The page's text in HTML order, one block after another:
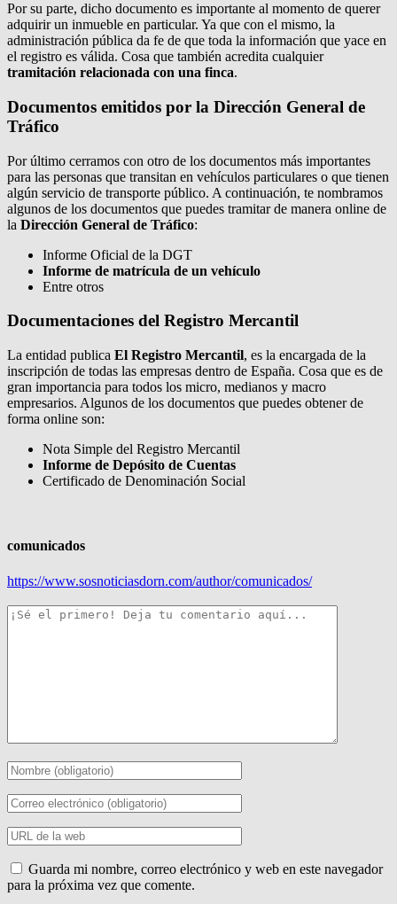
Por su parte, dicho documento es importante al momento de querer
adquirir un inmueble en particular. Ya que con el mismo, la
administración pública da fe de que toda la información que yace en
el registro es válida. Cosa que también acredita cualquier
tramitación relacionada con una finca.
Documentos emitidos por la Dirección General de
Tráfico
Por último cerramos con otro de los documentos más importantes
para las personas que transitan en vehículos particulares o que tienen
algún servicio de transporte público. A continuación, te nombramos
algunos de los documentos que puedes tramitar de manera online de
la Dirección General de Tráfico:
Informe Oficial de la DGT
Informe de matrícula de un vehículo
Entre otros
Documentaciones del Registro Mercantil
La entidad publica El Registro Mercantil, es la encargada de la
inscripción de todas las empresas dentro de España. Cosa que es de
gran importancia para todos los micro, medianos y macro
empresarios. Algunos de los documentos que puedes obtener de
forma online son:
Nota Simple del Registro Mercantil
Informe de Depósito de Cuentas
Certificado de Denominación Social
comunicados
https://www.sosnoticiasdorn.com/author/comunicados/
Guarda mi nombre, correo electrónico y web en este navegador
para la próxima vez que comente.